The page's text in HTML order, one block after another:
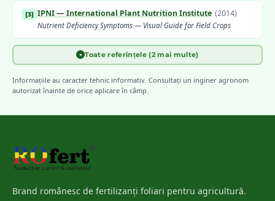
[3] IPNI — International Plant Nutrition Institute (2014)
Nutrient Deficiency Symptoms — Visual Guide for Field Crops
INCDA Fundulea
din România
[5] Bergmann, W. (1992)
▼ Toate referințele (2 mai multe)
Informațiile au caracter tehnic informativ. Consultați un inginer agronom
autorizat înainte de orice aplicare în câmp.
Brand românesc de fertilizanți foliari pentru agricultură.